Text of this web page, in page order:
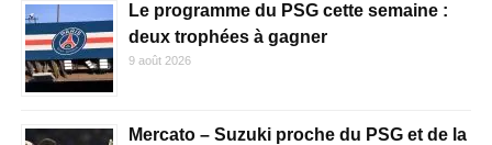
Le programme du PSG cette semaine :
deux trophées à gagner
9 août 2026
Mercato – Suzuki proche du PSG et de la